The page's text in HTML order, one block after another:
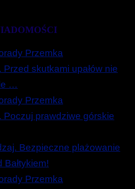
Przemka
skutkami upałów nie
…
Przemka
Poczuj prawdziwe górskie
Bezpieczne plażowanie
Bałtykiem!
Przemka